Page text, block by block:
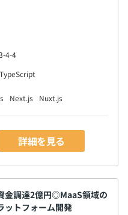
4-4
TypeScript
Next.js Nuxt.js
詳細を見る
金調達2億円◎MaaS領域の
ットフォーム開発